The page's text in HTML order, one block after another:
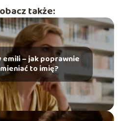
także:
emili – jak poprawnie
to imię?